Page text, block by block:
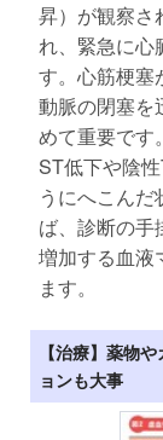
昇）が観察さ
れ、緊急に心
す。心筋梗塞
動脈の閉塞を
めて重要です
ST低下や陰
うにへこん
ば、診断の手
増加する血液
ます。
【治療】薬物
ョンも大事